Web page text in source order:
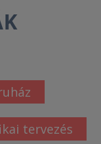
tervezés